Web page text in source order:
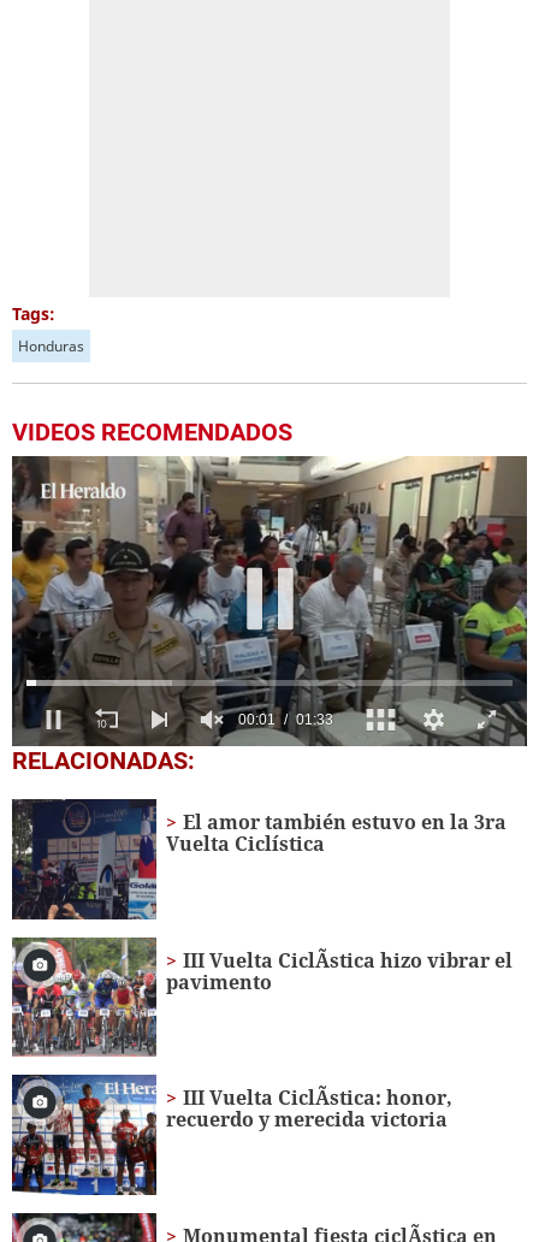
Tags:
Honduras
VIDEOS RECOMENDADOS
0
seconds
1
minute,
33
seconds
RELACIONADAS:
El amor también estuvo en la 3ra
Vuelta Ciclística
III Vuelta CiclÃ­stica hizo vibrar el
pavimento
III Vuelta CiclÃ­stica: honor,
recuerdo y merecida victoria
Monumental fiesta ciclÃ­stica en